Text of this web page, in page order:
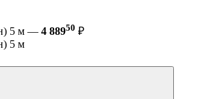
5 м — 4 88950 ₽
5 м